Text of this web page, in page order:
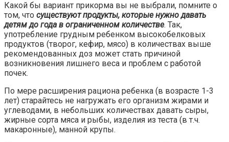
Какой бы вариант прикорма вы не выбрали, помните о
том, что существуют продукты, которые нужно давать
детям до года в ограниченном количестве. Так,
употребление грудным ребенком высокобелковых
продуктов (творог, кефир, мясо) в количествах выше
рекомендованных доз может стать причиной
возникновения лишнего веса и проблем с работой
почек.
По мере расширения рациона ребенка (в возрасте 1-3
лет) старайтесь не нагружать его организм жирами и
углеводами, в небольших количествах давать сыры,
жирные сорта мяса и рыбы, изделия из теста (в т.ч.
макаронные), манной крупы.